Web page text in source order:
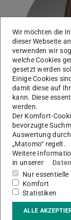
Studentische
Arbeitsgebiet(e)
Stadt- und
Wir möchten die
dieser Webseite
verwenden wir
welche Cookies
gesetzt werden
Einige Cookies
damit diese auf
kann. Diese
werden.
Der Komfort-
bevorzugte
Auswertung
„Matomo“ regelt.
Weitere
in unserer
Nur essentielle
Komfort
Statistiken
ALLE